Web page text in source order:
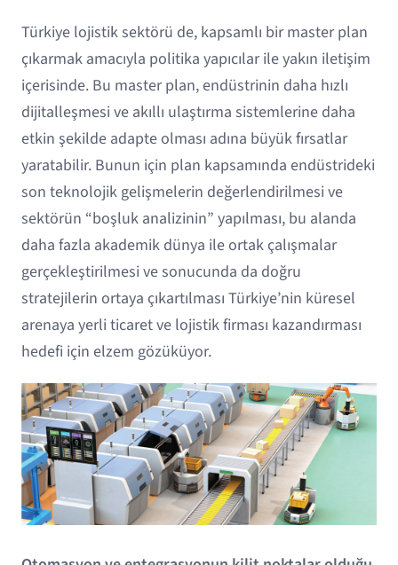
Türkiye lojistik sektörü de, kapsamlı bir master plan
çıkarmak amacıyla politika yapıcılar ile yakın iletişim
içerisinde. Bu master plan, endüstrinin daha hızlı
dijitalleşmesi ve akıllı ulaştırma sistemlerine daha
etkin şekilde adapte olması adına büyük fırsatlar
yaratabilir. Bunun için plan kapsamında endüstrideki
son teknolojik gelişmelerin değerlendirilmesi ve
sektörün “boşluk analizinin” yapılması, bu alanda
daha fazla akademik dünya ile ortak çalışmalar
gerçekleştirilmesi ve sonucunda da doğru
stratejilerin ortaya çıkartılması Türkiye’nin küresel
arenaya yerli ticaret ve lojistik firması kazandırması
hedefi için elzem gözüküyor.